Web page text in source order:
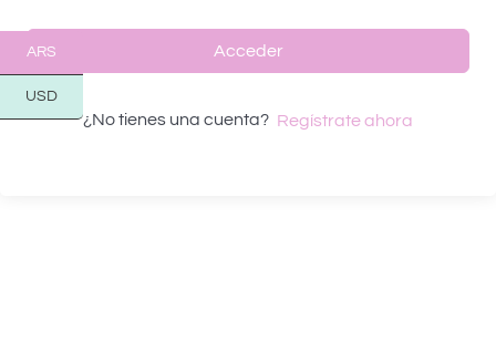
Acceder
¿No tienes una cuenta? Regístrate ahora
ARS
USD